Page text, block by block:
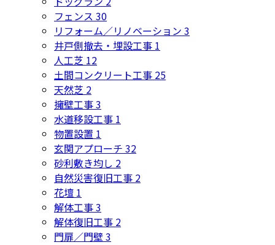
フェンス 30
リフォーム／リノベーション 3
井戸側撤去・埋設工事 1
人工芝 12
土間コンクリート工事 25
天然芝 2
擁壁工事3
水道移設工事 1
物置設置 1
玄関アプローチ 32
砂利敷き均し 2
自然災害復旧工事 2
花壇 1
解体工事3
解体復旧工事 2
門扉／門壁3